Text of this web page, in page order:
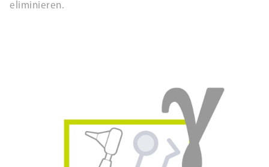
eliminieren.